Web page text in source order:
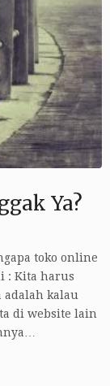
Ya?
toko online
: Kita harus
adalah kalau
di website lain